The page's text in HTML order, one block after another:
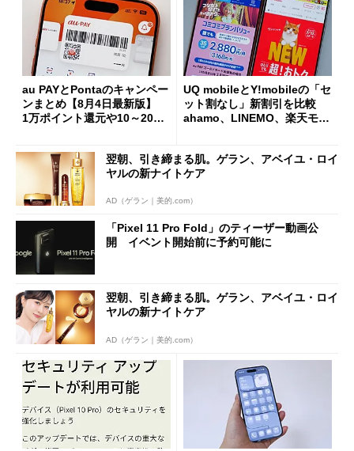
au PAYとPontaのキャンペー
ンまとめ【8月4日最新版】
1万ポイント還元や10～20％
UQ mobileとY!mobileの「セ
ット割なし」新割引を比較
ahamo、LINEMO、楽天モバ
翌朝、引き締まる肌。ゲラン、アベイユ・ロイ
ヤルの新ナイトケア
AD（ゲラン｜美的.com）
「Pixel 11 Pro Fold」のティーザー動画公
開 イベント開始前に予約可能に
翌朝、引き締まる肌。ゲラン、アベイユ・ロイ
ヤルの新ナイトケア
AD（ゲラン｜美的.com）